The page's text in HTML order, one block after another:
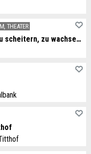
THEATER
Forum – ein Raum, um zu scheitern, zu wachsen und Neues zu schaffen